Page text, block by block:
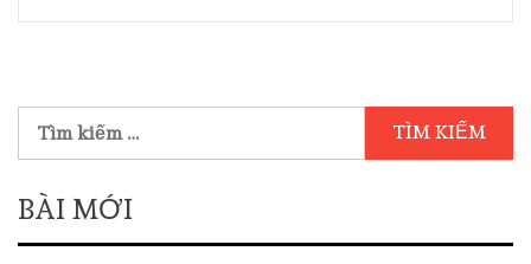
BÀI MỚI